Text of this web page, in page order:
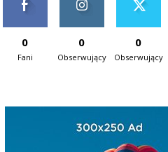
0
Fani
0
Obserwujący
0
Obserwujący